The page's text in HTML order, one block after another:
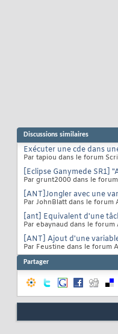
Discussions similaires
Exécuter une cde dans
Par tapiou dans le forum
[Eclipse Ganymede SR1]
Par grunt2000 dans le
[ANT]Jongler avec une
Par JohnBlatt dans le forum
[ant] Equivalent d'une
Par ebaynaud dans le forum
[ANT] Ajout d'une
Par Feustine dans le forum
Partager